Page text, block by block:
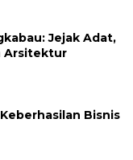
Jejak Adat,
Arsitektur
Bisnis